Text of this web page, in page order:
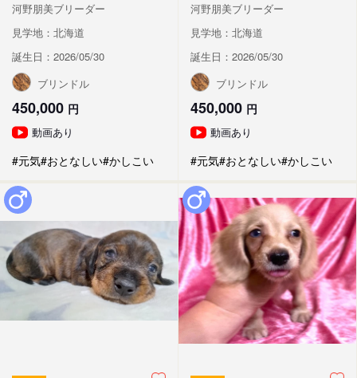
河野朋美ブリーダー
見学地：北海道
誕生日：2026/05/30
ブリンドル
450,000 円
動画あり
#元気#おとなしい#かしこい
河野朋美ブリーダー
見学地：北海道
誕生日：2026/05/30
ブリンドル
450,000 円
動画あり
#元気#おとなしい#かしこい